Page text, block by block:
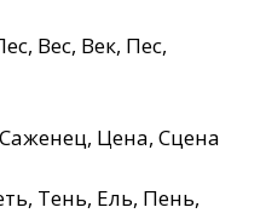
Вес, Век, Пес,
Цена, Сцена
Тень, Ель, Пень,